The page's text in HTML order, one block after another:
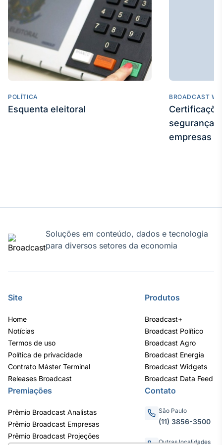
POLÍTICA
Esquenta eleitoral
BROADCAST
segurança
empresas
Soluções em conteúdo, dados e tecnologia
para diversos setores da economia
Site
Home
Notícias
Termos de uso
Política de privacidade
Contrato Máster Terminal
Releases Broadcast
Produtos
Broadcast+
Broadcast Político
Broadcast Agro
Broadcast Energia
Broadcast Widgets
Broadcast Data Feed
Premiações
Prêmio Broadcast Analistas
Prêmio Broadcast Empresas
Prêmio Broadcast Projeções
Contato
São Paulo
(11) 3856-3500
Outras localidades